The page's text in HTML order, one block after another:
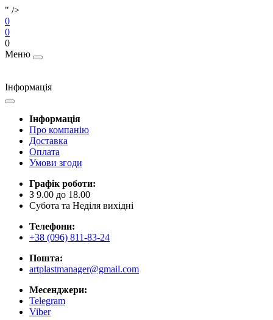
" />
0
0
0
Меню
Інформація
Інформація
Про компанію
Доставка
Оплата
Умови згоди
Графік роботи:
З 9.00 до 18.00
Субота та Неділя вихідні
Телефони:
+38 (096) 811-83-24
Пошта:
artplastmanager@gmail.com
Месенджери:
Telegram
Viber